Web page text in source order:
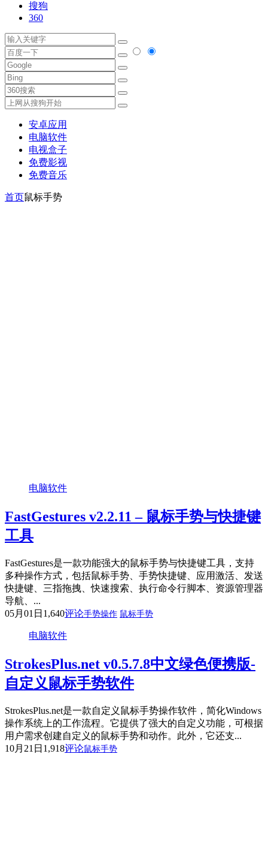
搜狗
360
安卓应用
电脑软件
电视盒子
免费影视
免费音乐
首页鼠标手势
电脑软件
FastGestures v2.2.11 – 鼠标手势与快捷键
工具
FastGestures是一款功能强大的鼠标手势与快捷键工具，支持
多种操作方式，包括鼠标手势、手势快捷键、应用激活、发送
快捷键、三指拖拽、快速搜索、执行命令行脚本、资源管理器
导航、...
05月01日 1,640评论手势操作 鼠标手势
电脑软件
StrokesPlus.net v0.5.7.8中文绿色便携版-
自定义鼠标手势软件
StrokesPlus.net是一款自定义鼠标手势操作软件，简化Windows
操作系统上的工作流程。它提供了强大的自定义功能，可根据
用户需求创建自定义的鼠标手势和动作。此外，它还支...
10月21日 1,918评论鼠标手势